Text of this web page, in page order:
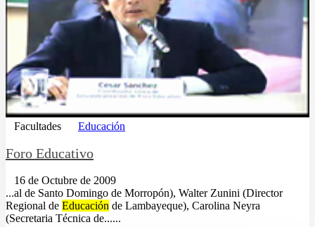
Facultades Educación
Foro Educativo
16 de Octubre de 2009
...al de Santo Domingo de Morropón), Walter Zunini (Director
Regional de Educación de Lambayeque), Carolina Neyra
(Secretaria Técnica de......